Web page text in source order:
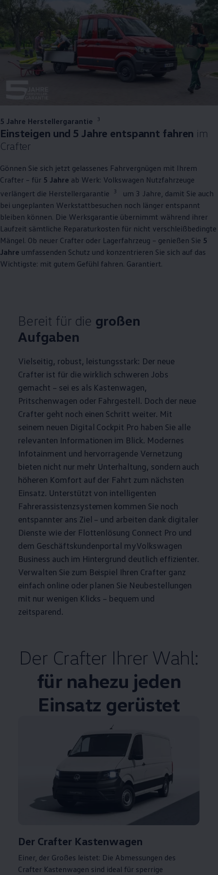
5 Jahre Herstellergarantie 3
Einsteigen und 5 Jahre entspannt fahren im
Crafter
Gönnen Sie sich jetzt gelassenes Fahrvergnügen mit Ihrem
Crafter – für 5 Jahre ab Werk: Volkswagen Nutzfahrzeuge
verlängert die Herstellergarantie
3
um 3 Jahre, damit Sie auch
bei ungeplanten Werkstattbesuchen noch länger entspannt
bleiben können. Die Werksgarantie übernimmt während ihrer
Laufzeit sämtliche Reparaturkosten für nicht verschleißbedingte
Mängel. Ob neuer Crafter oder Lagerfahrzeug – genießen Sie 5
Jahre umfassenden Schutz und konzentrieren Sie sich auf das
Wichtigste: mit gutem Gefühl fahren. Garantiert.
Bereit für die großen
Aufgaben
Vielseitig, robust, leistungsstark: Der neue
Crafter ist für die wirklich schweren Jobs
gemacht – sei es als Kastenwagen,
Pritschenwagen oder Fahrgestell. Doch der neue
Crafter geht noch einen Schritt weiter. Mit
seinem neuen Digital Cockpit Pro haben Sie alle
relevanten Informationen im Blick. Modernes
Infotainment und hervorragende Vernetzung
bieten nicht nur mehr Unterhaltung, sondern auch
höheren Komfort auf der Fahrt zum nächsten
Einsatz. Unterstützt von intelligenten
Fahrerassistenzsystemen kommen Sie noch
entspannter ans Ziel – und arbeiten dank digitaler
Dienste wie der Flottenlösung Connect Pro und
dem Geschäftskundenportal myVolkswagen
Business auch im Hintergrund deutlich effizienter.
Verwalten Sie zum Beispiel Ihren Crafter ganz
einfach online oder planen Sie Neubestellungen
mit nur wenigen Klicks – bequem und
zeitsparend.
Der CrafterIhrer Wahl:
für nahezu jeden
Einsatz gerüstet
Der Crafter Kastenwagen
Einer, der Großes leistet: Die Abmessungen des
Crafter Kastenwagen sind ideal für sperrige